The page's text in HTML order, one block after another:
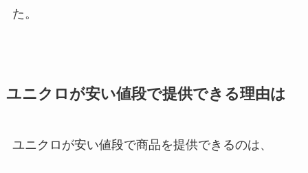
た。
ユニクロが安い値段で提供できる理由は
ユニクロが安い値段で商品を提供できるのは、